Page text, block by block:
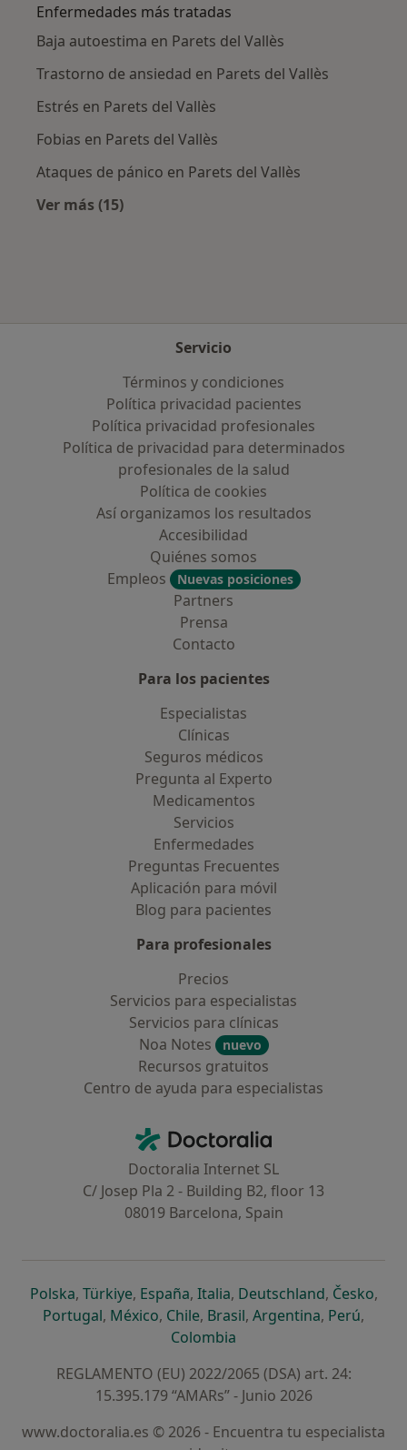
Enfermedades más tratadas
Baja autoestima en Parets del Vallès
Trastorno de ansiedad en Parets del Vallès
Estrés en Parets del Vallès
Fobias en Parets del Vallès
Ataques de pánico en Parets del Vallès
Ver más (15)
Servicio
Términos y condiciones
Política privacidad pacientes
Política privacidad profesionales
Política de privacidad para determinados
profesionales de la salud
Política de cookies
Así organizamos los resultados
Accesibilidad
Quiénes somos
Empleos
Nuevas posiciones
Partners
Prensa
Contacto
Para los pacientes
Especialistas
Clínicas
Seguros médicos
Pregunta al Experto
Medicamentos
Servicios
Enfermedades
Preguntas Frecuentes
Aplicación para móvil
Blog para pacientes
Para profesionales
Precios
Servicios para especialistas
Servicios para clínicas
Noa Notes
nuevo
Recursos gratuitos
Centro de ayuda para especialistas
Doctoralia - Página de inicio
Doctoralia Internet SL
C/ Josep Pla 2 - Building B2, floor 13
08019 Barcelona, Spain
Polskase abre en una nueva pestaña
, Türkiyese abre en una nueva pestaña
, Españase abre en una nueva pestaña
, Italiase abre en una nueva
, Deutschlandse abre en
, Českose
,
Portugalse abre en una nueva pestaña
, Méxicose abre en una nueva pestaña
, Chilese abre en una nueva pestaña
, Brasilse abre en una nueva
, Argentinase abre en
, Perúse
,
Colombia
REGLAMENTO (EU) 2022/2065 (DSA) art. 24:
15.395.179 “AMARs” - Junio 2026
www.doctoralia.es © 2026 - Encuentra tu especialista